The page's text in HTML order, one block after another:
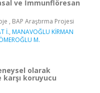
ve İmmunflöresan
, BAP Araştırma Projesi
İ., MANAVOĞLU KİRMAN
M.
olarak
koruyucu